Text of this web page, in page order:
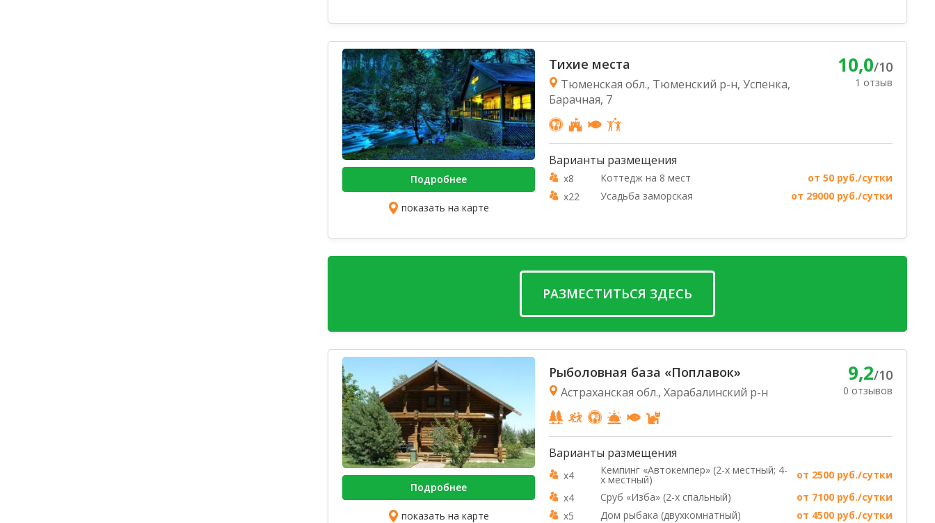
Подробнее
показать на карте
Тихие места
Тюменская обл., Тюменский р-н, Успенка,
Барачная, 7
10,0/10
1 отзыв
Варианты размещения
x8 Коттедж на 8 мест
от 50 руб./сутки
x22
Усадьба заморская от 29000 руб./сутки
РАЗМЕСТИТЬСЯ ЗДЕСЬ
Подробнее
показать на карте
Рыболовная база «Поплавок»
Астраханская обл., Харабалинский р-н
9,2/10
0 отзывов
Варианты размещения
x4 Кемпинг «Автокемпер» (2-х местный; 4-
х местный)
от 2500 руб./сутки
x4
Сруб «Изба» (2-х спальный)
от 7100 руб./сутки
x5
Дом рыбака (двухкомнатный)
от 4500 руб./сутки